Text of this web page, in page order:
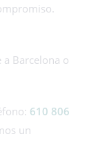
Barcelona o
610 806
un